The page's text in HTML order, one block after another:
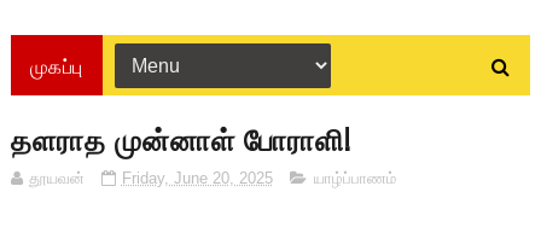
முகப்பு
தளராத முன்னாள் போராளி!
தூயவன் Friday, June 20, 2025 யாழ்ப்பாணம்